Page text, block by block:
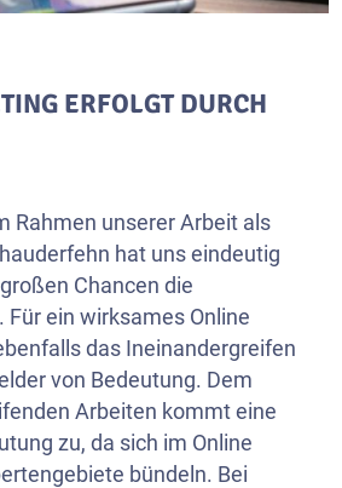
ERFOLGT DURCH
Rahmen unserer Arbeit als
hat uns eindeutig
Chancen die
ein wirksames Online
das Ineinandergreifen
von Bedeutung. Dem
Arbeiten kommt eine
zu, da sich im Online
bündeln. Bei